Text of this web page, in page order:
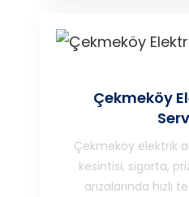
Çekmeköy
Çekmeköy elektrik
kesintisi, sigorta,
arızalarında hızlı